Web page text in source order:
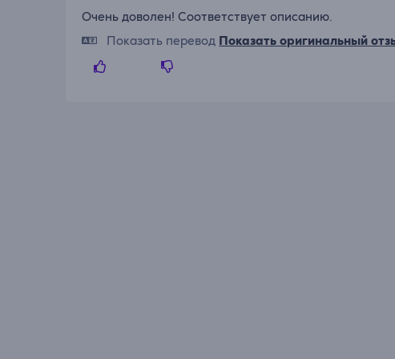
Очень доволен! Соответствует описанию.
Показать перевод Показать оригинальный